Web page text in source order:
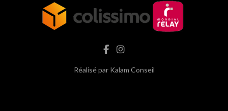
Réalisé par Kalam Conseil